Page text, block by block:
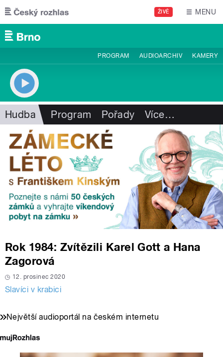
Přejít k hlavnímu obsahu
ŽIVĚ MENU
PROGRAM AUDIOARCHIV KAMERY
Hudba Program Pořady Více…
Rok 1984: Zvítězili Karel Gott a Hana
Zagorová
12. prosinec 2020
Slavíci v krabici
Největší audioportál na českém internetu